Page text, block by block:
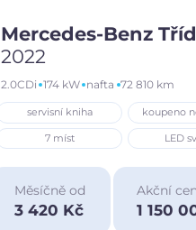
Mercedes-Benz
2022
2.0CDi 174 kW nafta 72 810 km
servisní kniha koupeno
7 míst LED
Měsíčně od
3 420 Kč
Akční
1 150